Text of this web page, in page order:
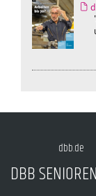
dbb.de
DBB SENIOREN